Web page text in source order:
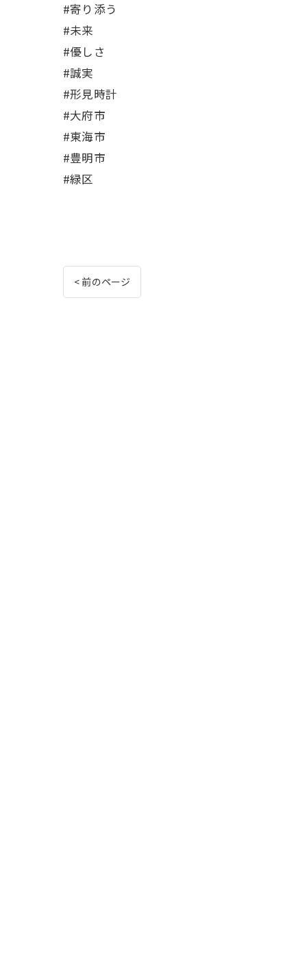
#寄り添う
#未来
#優しさ
#誠実
#形見時計
#大府市
#東海市
#豊明市
#緑区
< 前のページ